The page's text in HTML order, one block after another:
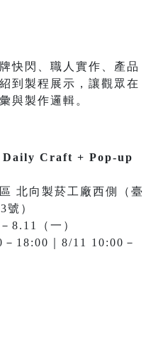
快閃、職人實作、產品
到製程展示，讓觀眾在
與製作邏輯。
Daily Craft + Pop-up
北向製菸工廠西側（臺
號）
8.11（一）
18:00｜8/11 10:00－